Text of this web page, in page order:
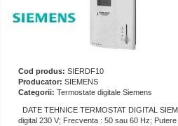
Cod produs: SIERDF10
Producator: SIEMENS
Categorii: Termostate digitale Siemens
DATE TEHNICE TERMOSTAT DIGITAL
digital 230 V; Frecventa : 50 sau 60 Hz;